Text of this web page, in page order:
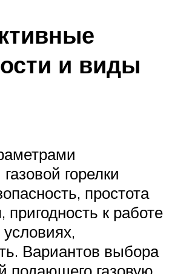
и виды
горелки
простота
пригодность к работе
Вариантов выбора